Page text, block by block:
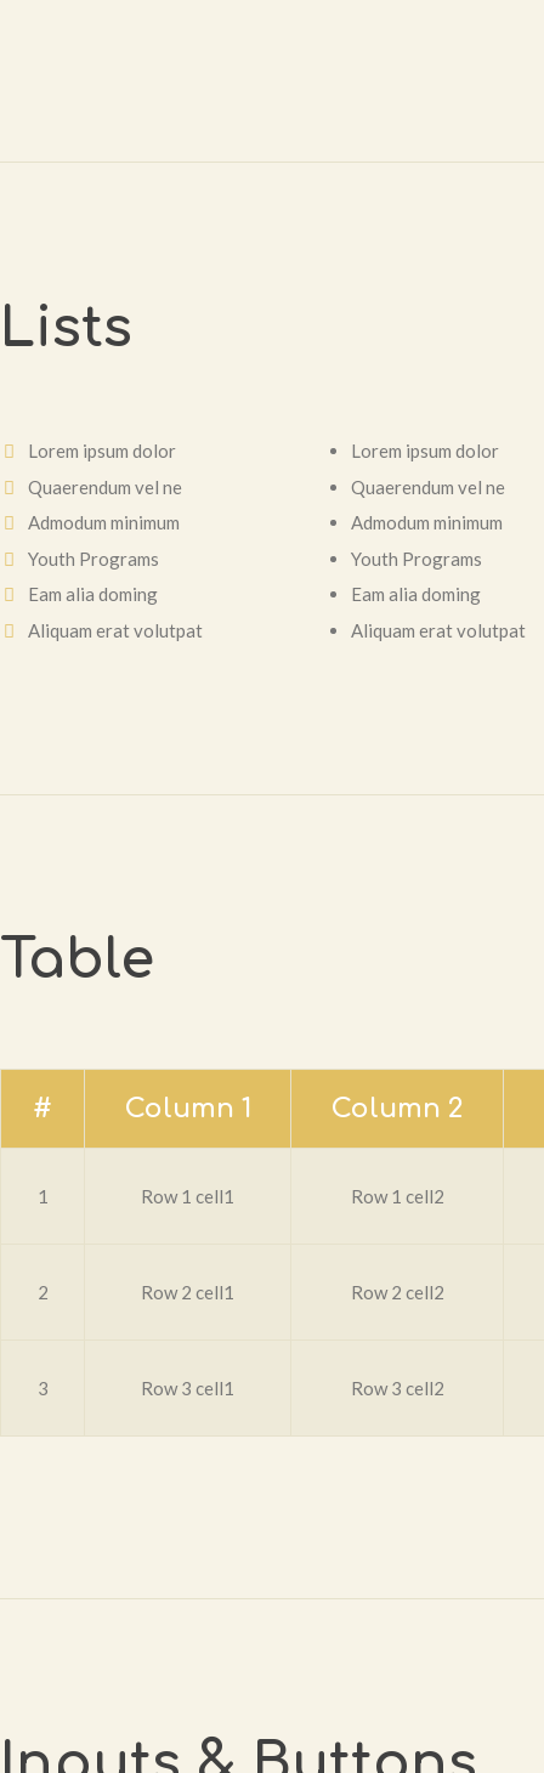
Lists
Lorem ipsum dolor
Quaerendum vel ne
Admodum minimum
Youth Programs
Eam alia doming
Aliquam erat volutpat
Lorem ipsum dolor
Quaerendum vel ne
Admodum minimum
Youth Programs
Eam alia doming
Aliquam erat volutpat
Table
# Column 1 Column 2
1 Row 1 cell1 Row 1 cell2
2 Row 2 cell1 Row 2 cell2
3 Row 3 cell1 Row 3 cell2